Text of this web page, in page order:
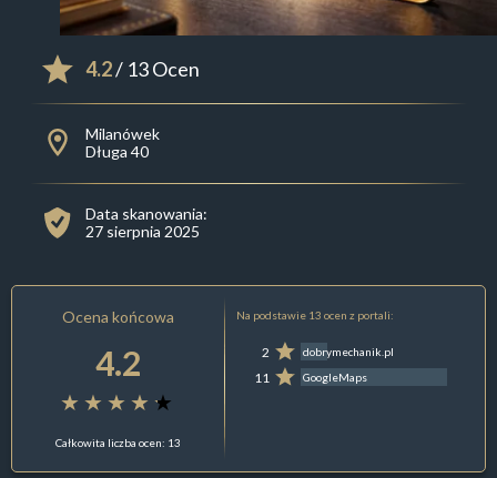
4.2/ 13 Ocen
Milanówek
Długa 40
Data skanowania:
27 sierpnia 2025
Ocena końcowa
4.2
Całkowita liczba ocen: 13
Na podstawie 13 ocen z portali:
2 dobrymechanik.pl
11 GoogleMaps